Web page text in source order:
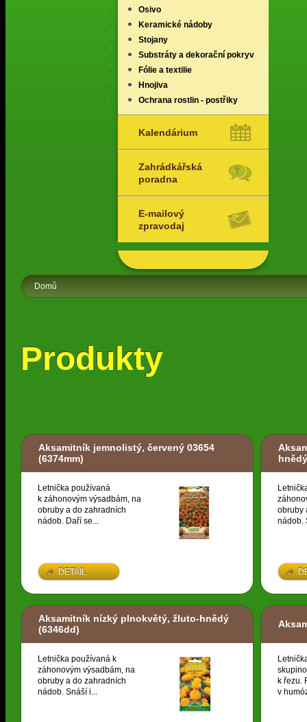
Osivo
Keramické nádoby
Stojany
Substráty a dekorační pokryv
Fólie a textilie
Hnojiva
Ochrana rostlin - postřiky
Kalendárium
Zahrádkářská
poradna
E-mailový
zpravodaj
Domů
Produkty
Aksamitník jemnolistý, červený 03654
(6374mm)
Letnička používaná
k záhonovým výsadbám, na
obruby a do zahradních
nádob. Daří se...
DETAIL
hnědý
obruby
nádob.
Aksamitník nízký plnokvětý, žluto-hnědý
(6346dd)
Letnička používaná k
záhonovým výsadbám, na
obruby a do zahradních
nádob. Snáší i...
k řezu.
v